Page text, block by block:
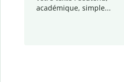
académique, simple...